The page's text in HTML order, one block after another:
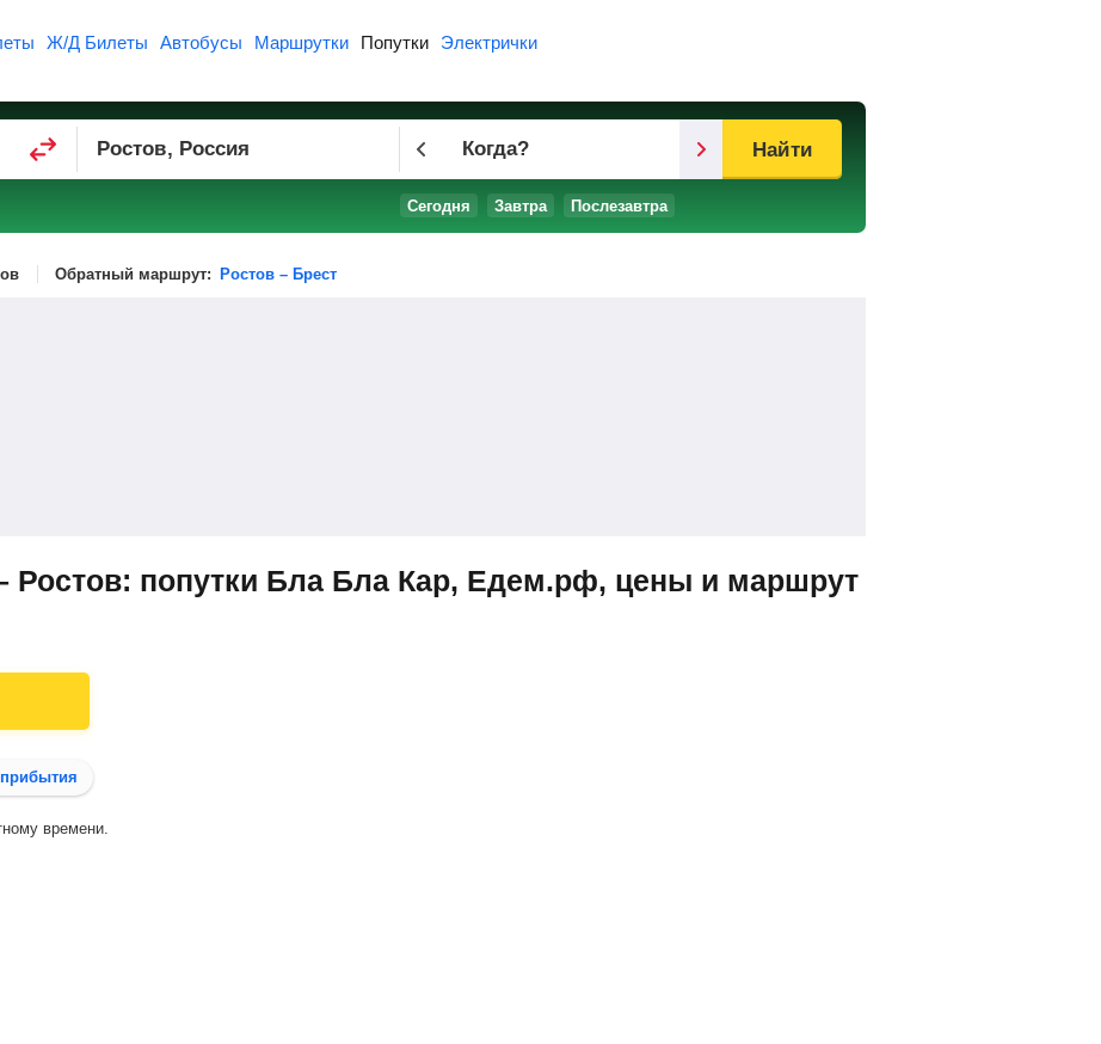
Ж/Д Билеты Автобусы Маршрутки Попутки Электрички
Когда?
Сегодня Завтра Послезавтра
Найти
Обратный маршрут: Ростов – Брест
Ростов: попутки Бла Бла Кар, Едем.рф, цены и маршрут
времени.